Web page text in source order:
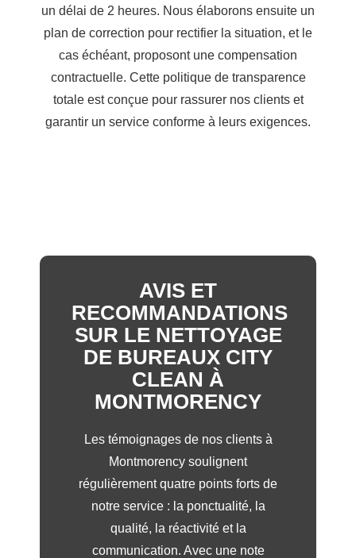
un délai de 2 heures. Nous élaborons ensuite un
plan de correction pour rectifier la situation, et le
cas échéant, proposont une compensation
contractuelle. Cette politique de transparence
totale est conçue pour rassurer nos clients et
garantir un service conforme à leurs exigences.
AVIS ET
RECOMMANDATIONS
SUR LE NETTOYAGE
DE BUREAUX CITY
CLEAN À
MONTMORENCY
Les témoignages de nos clients à
Montmorency soulignent
régulièrement quatre points forts de
notre service : la ponctualité, la
qualité, la réactivité et la
communication. Avec une note